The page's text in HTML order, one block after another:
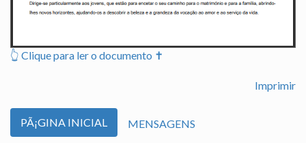
👆 Clique para ler o documento ✝️
Imprimir
PÃ¡GINA INICIAL MENSAGENS